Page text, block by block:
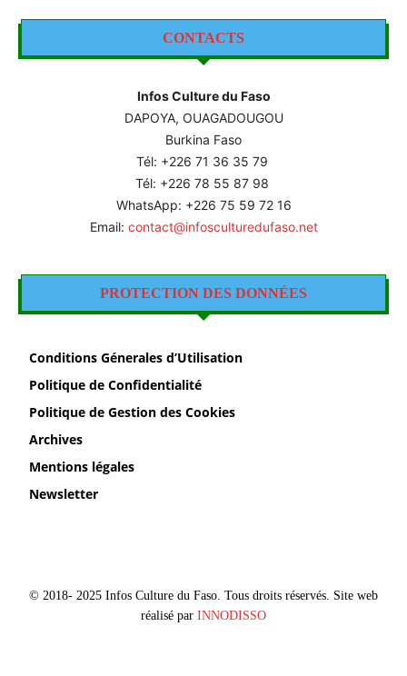
CONTACTS
Infos Culture du Faso
DAPOYA, OUAGADOUGOU
Burkina Faso
Tél: +226 71 36 35 79
Tél: +226 78 55 87 98
WhatsApp: +226 75 59 72 16
Email: contact@infosculturedufaso.net
PROTECTION DES DONNÉES
Conditions Génerales d’Utilisation
Politique de Confidentialité
Politique de Gestion des Cookies
Archives
Mentions légales
Newsletter
© 2018- 2025 Infos Culture du Faso. Tous droits réservés. Site web
réalisé par INNODISSO